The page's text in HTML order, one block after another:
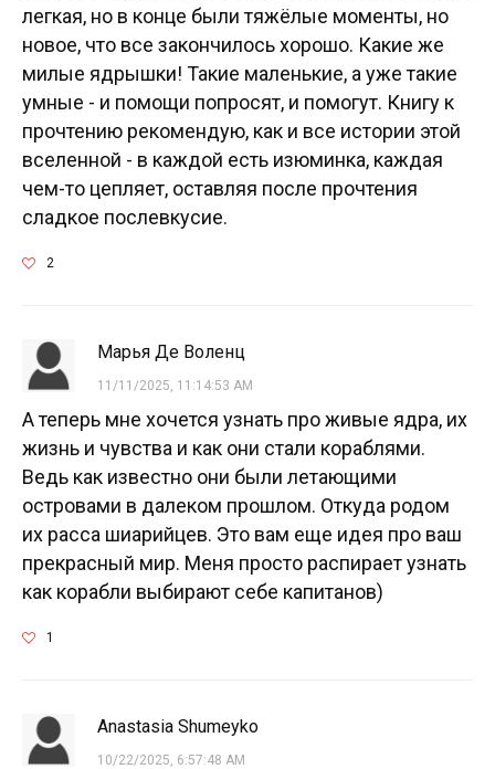
легкая, но в конце были тяжёлые моменты, но
новое, что все закончилось хорошо. Какие же
милые ядрышки! Такие маленькие, а уже такие
умные - и помощи попросят, и помогут. Книгу к
прочтению рекомендую, как и все истории этой
вселенной - в каждой есть изюминка, каждая
чем-то цепляет, оставляя после прочтения
сладкое послевкусие.
2
Марья Де Воленц
11/11/2025, 11:14:53 AM
А теперь мне хочется узнать про живые ядра, их
жизнь и чувства и как они стали кораблями.
Ведь как известно они были летающими
островами в далеком прошлом. Откуда родом
их расса шиарийцев. Это вам еще идея про ваш
прекрасный мир. Меня просто распирает узнать
как корабли выбирают себе капитанов)
1
Anastasia Shumeyko
10/22/2025, 6:57:48 AM